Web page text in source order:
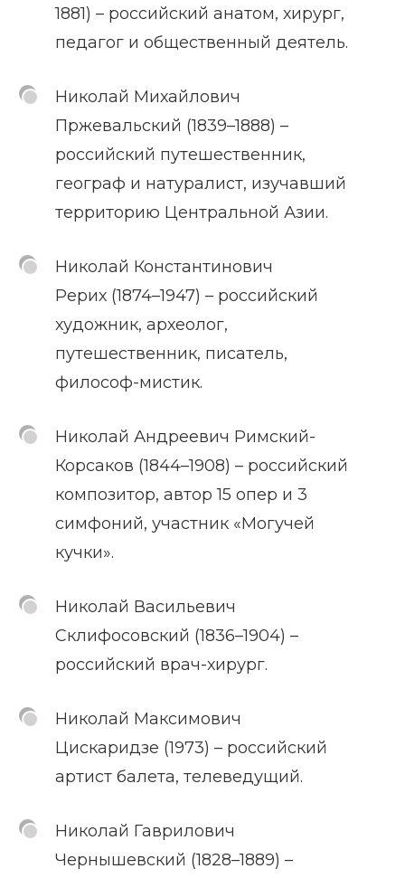
1881) – российский анатом, хирург,
педагог и общественный деятель.
Николай Михайлович
Пржевальский (1839–1888) –
российский путешественник,
географ и натуралист, изучавший
территорию Центральной Азии.
Николай Константинович
Рерих (1874–1947) – российский
художник, археолог,
путешественник, писатель,
философ-мистик.
Николай Андреевич Римский-
Корсаков (1844–1908) – российский
композитор, автор 15 опер и 3
симфоний, участник «Могучей
кучки».
Николай Васильевич
Склифосовский (1836–1904) –
российский врач-хирург.
Николай Максимович
Цискаридзе (1973) – российский
артист балета, телеведущий.
Николай Гаврилович
Чернышевский (1828–1889) –